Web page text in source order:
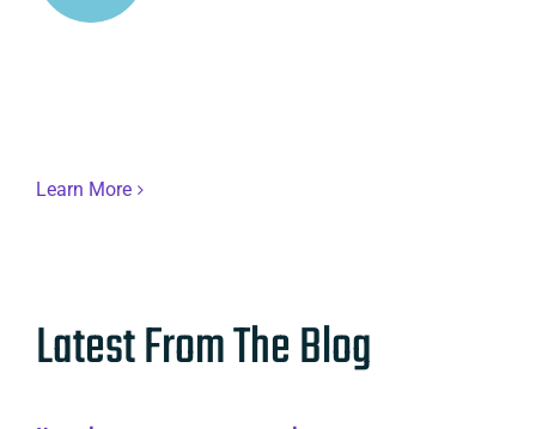
Learn More
Latest From The Blog